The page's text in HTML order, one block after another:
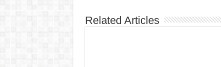
Related Articles